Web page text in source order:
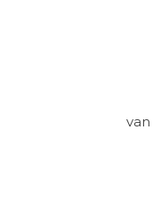
van